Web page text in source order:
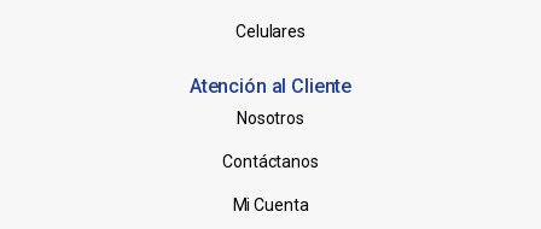
Celulares
Atención al Cliente
Nosotros
Contáctanos
Mi Cuenta